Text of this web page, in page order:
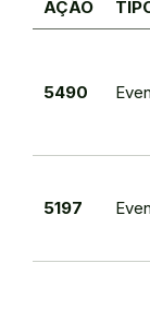
AÇÃO
5490
5197